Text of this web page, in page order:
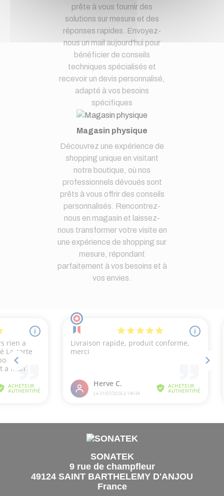
prête à vous fournir des
solutions sur mesure et des
réponses rapides. Envoyez-
nous un mail aujourd'hui pour
bénéficier de conseils
techniques spécialisés et
recevoir un devis personnalisé,
adapté à vos besoins
spécifiques
Magasin physique
Découvrez une expérience de
shopping unique en visitant
notre boutique, où nos
professionnels dévoués sont
prêts à vous offrir des conseils
personnalisés. Rencontrez-
nous en magasin et laissez-
nous transformer votre visite en
une expérience de shopping sur
mesure, répondant
parfaitement à vos besoins et à
vos envies.
SONATEK
9 rue de champfleur
49124 SAINT BARTHELEMY D'ANJOU
France